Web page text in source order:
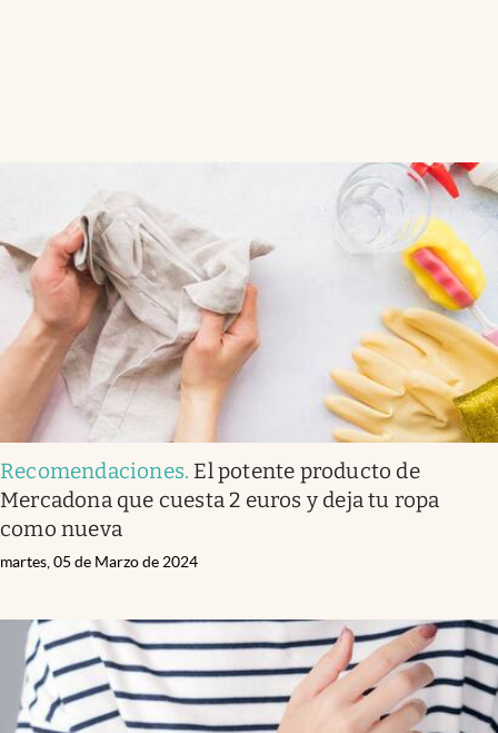
Recomendaciones. El potente producto de
Mercadona que cuesta 2 euros y deja tu ropa
como nueva
martes, 05 de Marzo de 2024